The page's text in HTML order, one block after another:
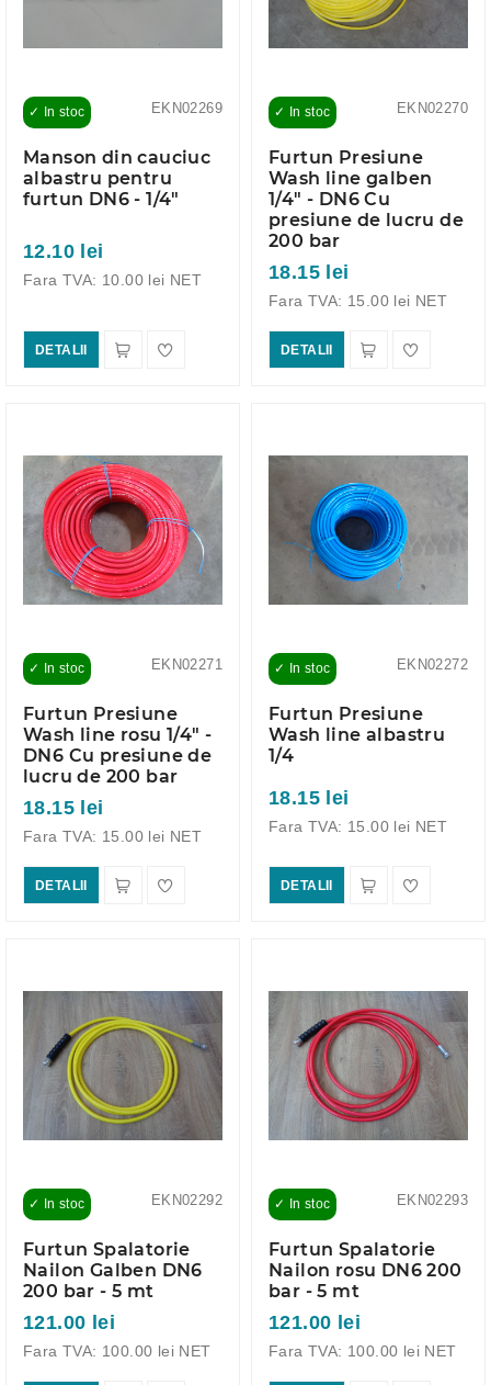
EKN02269
✓ In stoc
Manson din cauciuc
albastru pentru
furtun DN6 - 1/4"
12.10 lei
Fara TVA: 10.00 lei NET
DETALII
EKN02270
✓ In stoc
Furtun Presiune
Wash line galben
1/4" - DN6 Cu
presiune de lucru de
200 bar
18.15 lei
Fara TVA: 15.00 lei NET
DETALII
EKN02271
✓ In stoc
Furtun Presiune
Wash line rosu 1/4" -
DN6 Cu presiune de
lucru de 200 bar
18.15 lei
Fara TVA: 15.00 lei NET
DETALII
EKN02272
✓ In stoc
Furtun Presiune
Wash line albastru
1/4
18.15 lei
Fara TVA: 15.00 lei NET
DETALII
EKN02292
✓ In stoc
Furtun Spalatorie
Nailon Galben DN6
200 bar - 5 mt
121.00 lei
Fara TVA: 100.00 lei NET
EKN02293
✓ In stoc
Furtun Spalatorie
Nailon rosu DN6 200
bar - 5 mt
121.00 lei
Fara TVA: 100.00 lei NET